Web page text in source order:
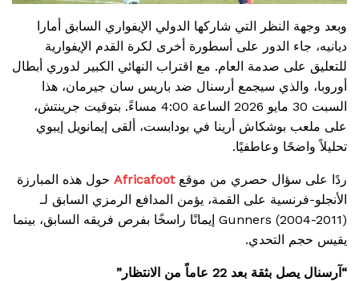
وبعد وجهة النظر التي شاركها الدولي الإيفواري السابق أمارا
ديانيه، جاء الدور على أسطورة أخرى لكرة القدم الإيفوارية
للتعليق على صدمة العام. مع اقتراب النهائي الكبير لدوري أبطال
أوروبا، والذي سيجمع أرسنال ضد باريس سان جيرمان، هذا
السبت 30 مايو 2026 الساعة 4:00 مساءً. بتوقيت جرينتش،
على ملعب بوشكاش أرينا في بودابست، ألقى إيمانويل إيبوي
تحليلاً واضحًا وعاطفيًا.
ردًا على سؤال حصري من موقعAfricafoot حول هذه المبارزة
الأنجلو-فرنسية على القمة، يؤمن المدافع الرمزي السابق لـ
Gunners (2004-2011) إيمانًا راسخًا بفرص فريقه السابق، بينما
يقيس حجم التحدي.
“آرسنال يصل بثقة بعد 22 عاماً من الانتظار”